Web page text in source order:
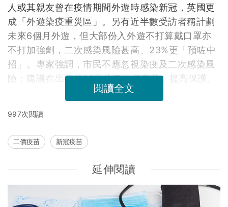
人或其親友曾在疫情期間外遊時感染新冠，英國更
成「外遊染疫重災區」。另有近半數受訪者稱計劃
未來6個月外遊，但大部份入外遊不打算戴口罩亦
不打加強劑，二次感染風險甚高、23%更「預咗中
招」。專家強調，市民不應忽視染疫及二次感染風
險；建議在出發前14天接種二價疫苗，提高保護。
閱讀全文
997次閱讀
二價疫苗 新冠疫苗
延伸閱讀